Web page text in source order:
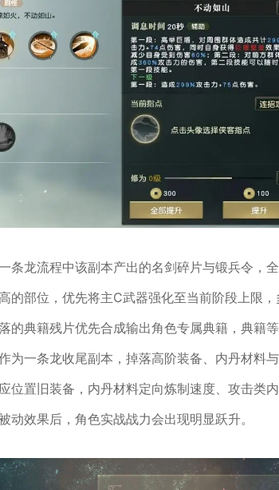
条龙流程中该副本产出的名剑碎片与锻兵令，
的部位，优先将主C武器强化至当前阶段上限
的典籍残片优先合成输出角色专属典籍，典籍
为一条龙收尾副本，掉落高阶装备、内丹材料
位置旧装备，内丹材料定向炼制速度、攻击类
效果后，角色实战战力会出现明显跃升。